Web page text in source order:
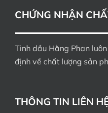
THÔNG TIN LIÊN
CHỨNG NHẬN
Tinh dầu Hằng Phan
định về chất lượng sản